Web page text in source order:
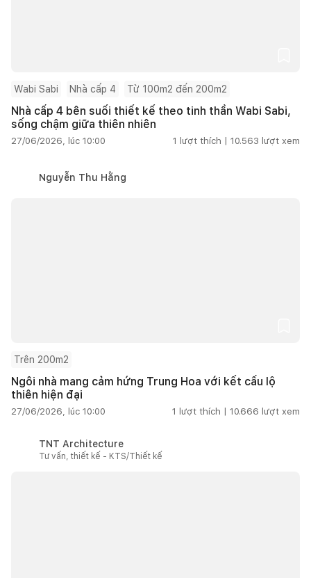
Wabi Sabi Nhà cấp 4 Từ 100m2 đến 200m2
Nhà cấp 4 bên suối thiết kế theo tinh thần Wabi Sabi,
sống chậm giữa thiên nhiên
27/06/2026, lúc 10:00 1 lượt thích | 10.563 lượt xem
Nguyễn Thu Hằng
Trên 200m2
Ngôi nhà mang cảm hứng Trung Hoa với kết cấu lộ
thiên hiện đại
27/06/2026, lúc 10:00 1 lượt thích | 10.666 lượt xem
TNT Architecture
Tư vấn, thiết kế - KTS/Thiết kế